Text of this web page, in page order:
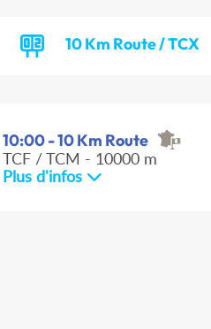
10 Km Route / TCX
10:00 - 10 Km Route
TCF / TCM - 10000 m
Plus d'infos